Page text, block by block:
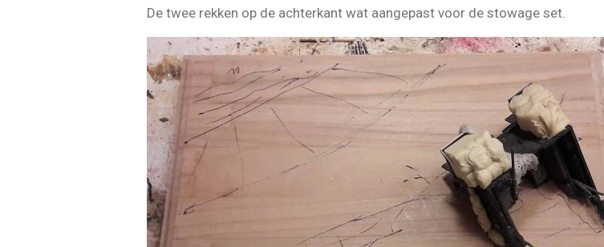
De twee rekken op de achterkant wat aangepast voor de stowage set.